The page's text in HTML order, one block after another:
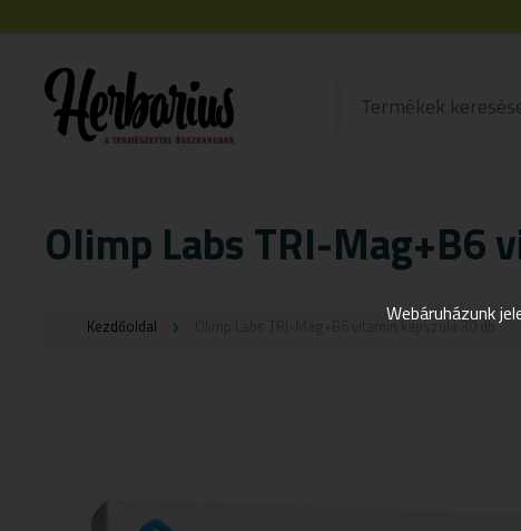
Olimp Labs TRI-Mag+B6
Kezdőoldal Olimp Labs TRI-Mag+B6 vitamin kapszula 30 db
Webáruházunk